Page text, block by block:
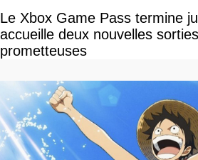
Le Xbox Game Pass termine
accueille deux nouvelles
prometteuses